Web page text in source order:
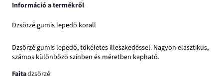
Információ a termékről
Dzsörzé gumis lepedő korall
Dzsörzé gumis lepedő, tökéletes illeszkedéssel. Nagyon elasztikus,
számos különböző színben és méretben kapható.
Fajtadzsörzé